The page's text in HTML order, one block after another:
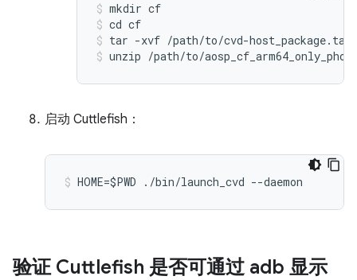
mkdir cf
cd cf
tar -xvf /path/to/cvd-host_package. tar
unzip /path/to/
启动 Cuttlefish：
HOME=$PWD ./bin/launch_cvd --daemon
验证 Cuttlefish 是否可通过 adb 显示